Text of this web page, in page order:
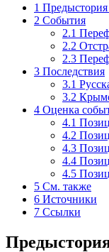
1
2 События
2.1
2.2
2.3
3 Последствия
3.1
3.2
4 Оценка
4.1
4.2
4.3
4.4
4.5
5 См. также
6 Источники
7 Ссылки